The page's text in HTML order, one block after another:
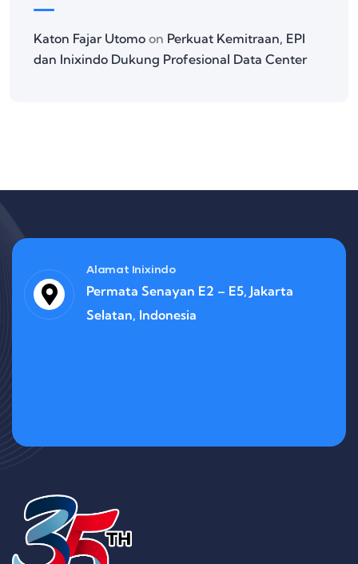
Katon Fajar Utomo on Perkuat Kemitraan, EPI
dan Inixindo Dukung Profesional Data Center
Alamat Inixindo
Permata Senayan E2 – E5, Jakarta
Selatan, Indonesia